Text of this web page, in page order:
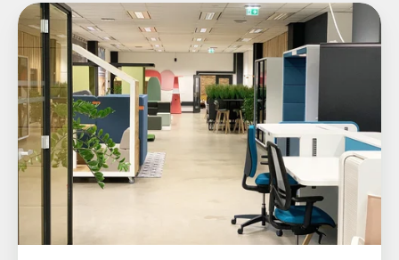
Personeel
aannemen:
Mikomax
samen
Mettom!